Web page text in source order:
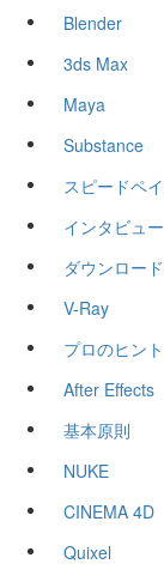
Blender
3ds Max
Maya
Substance
スピードペ
インタビュー
ダウンロー
V-Ray
プロのヒント
After Effects
基本原則
NUKE
CINEMA 4D
Quixel